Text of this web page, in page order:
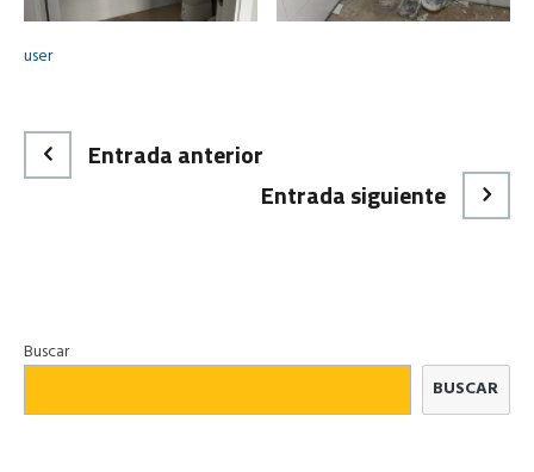
user
Entrada anterior
Entrada siguiente
Buscar
BUSCAR